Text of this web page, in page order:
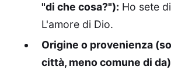
"di che cosa?"): Ho sete
L'amore di Dio.
Origine o provenienza
città, meno comune di